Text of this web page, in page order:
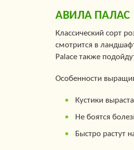
АВИЛА ПАЛАС
Классический сорт
смотрится в
Palace также
Особенности
Кустики
Не боятся
Быстро растут